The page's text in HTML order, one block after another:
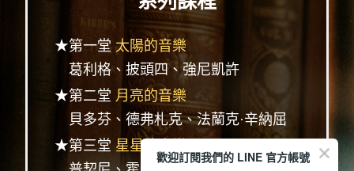
★第一堂 太陽的音樂
葛利格、披頭四、強尼凱許
★第二堂 月亮的音樂
貝多芬、德弗札克、法蘭克·辛納屈
★第三堂 星星的音樂
歡迎訂閱我們的 LINE 官方帳號